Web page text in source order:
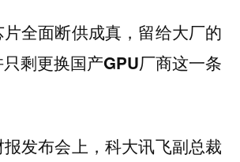
全面断供成真，留给大厂的
剩更换国产GPU厂商这一条
发布会上，科大讯飞副总裁